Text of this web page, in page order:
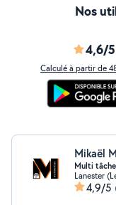
Nos
4,6/5
Calculé à partir de
Mikaël
Multi
Lanester
4,9/5